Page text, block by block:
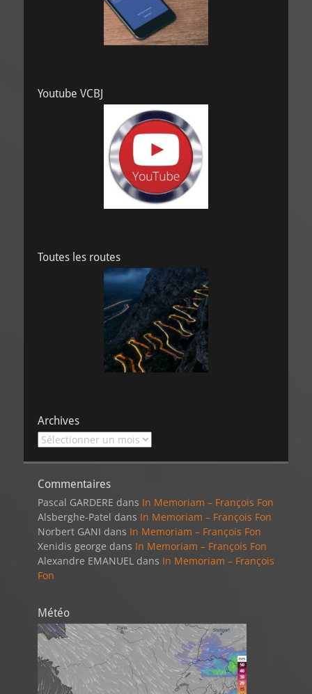
Youtube VCBJ
Toutes les routes
Archives
Archives
Commentaires
Pascal GARDERE dans In Memoriam – François Fon
Alsberghe-Patel dans In Memoriam – François Fon
Norbert GANI dans In Memoriam – François Fon
Xenidis george dans In Memoriam – François Fon
Alexandre EMANUEL dans In Memoriam – François
Fon
Météo